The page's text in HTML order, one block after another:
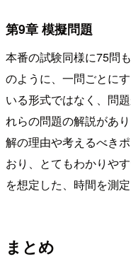
第9章 模擬問題
本番の試験同様に75問
のように、一問ごとに
いる形式ではなく、問
れらの問題の解説があ
解の理由や考えるべき
おり、とてもわかりや
を想定した、時間を測
まとめ